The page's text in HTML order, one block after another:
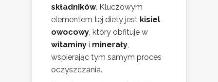
składników. Kluczowym
elementem tej diety jest kisiel
owocowy, który obfituje w
witaminy i minerały,
wspierając tym samym proces
oczyszczania.